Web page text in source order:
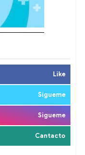
Like
Sigueme
Sigueme
Cantacto